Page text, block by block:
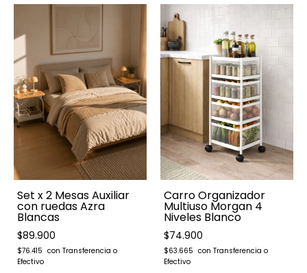
Set x 2 Mesas Auxiliar
con ruedas Azra
Blancas
$89.900
$76.415
Carro Organizador
Multiuso Morgan 4
Niveles Blanco
$74.900
$63.665